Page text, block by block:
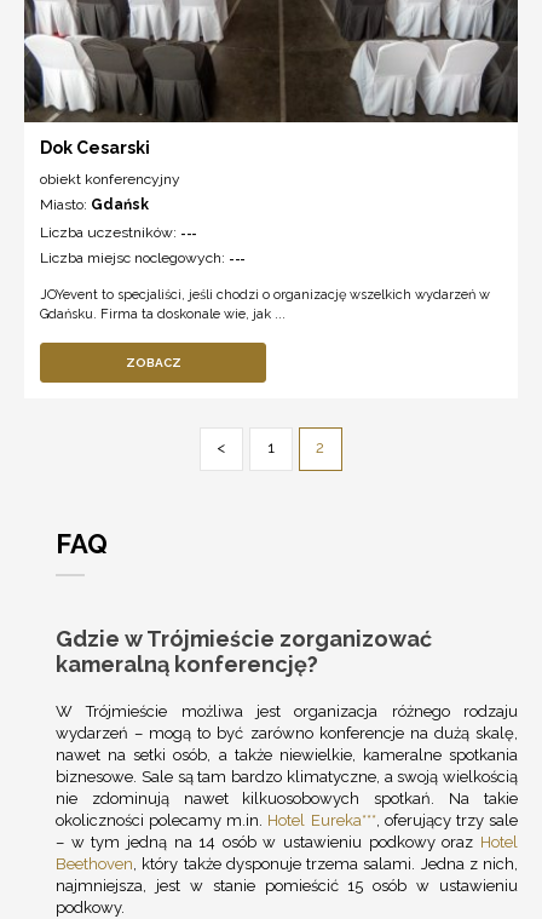
Dok Cesarski
obiekt konferencyjny
Miasto: Gdańsk
Liczba uczestników: ---
Liczba miejsc noclegowych: ---
JOYevent to specjaliści, jeśli chodzi o organizację wszelkich wydarzeń w
Gdańsku. Firma ta doskonale wie, jak ...
ZOBACZ
< 1 2
FAQ
Gdzie w Trójmieście zorganizować
kameralną konferencję?
W Trójmieście możliwa jest organizacja różnego rodzaju
wydarzeń – mogą to być zarówno konferencje na dużą skalę,
nawet na setki osób, a także niewielkie, kameralne spotkania
biznesowe. Sale są tam bardzo klimatyczne, a swoją wielkością
nie zdominują nawet kilkuosobowych spotkań. Na takie
okoliczności polecamy m.in. Hotel Eureka*** , oferujący trzy sale
– w tym jedną na 14 osób w ustawieniu podkowy oraz Hotel
Beethoven , który także dysponuje trzema salami. Jedna z nich,
najmniejsza, jest w stanie pomieścić 15 osób w ustawieniu
podkowy.